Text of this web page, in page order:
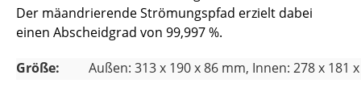
Der mäandrierende Strömungspfad erzielt dabei
einen Abscheidgrad von 99,997 %.
Größe:
Außen: 313 x 190 x 86 mm, Innen: 278 x 181